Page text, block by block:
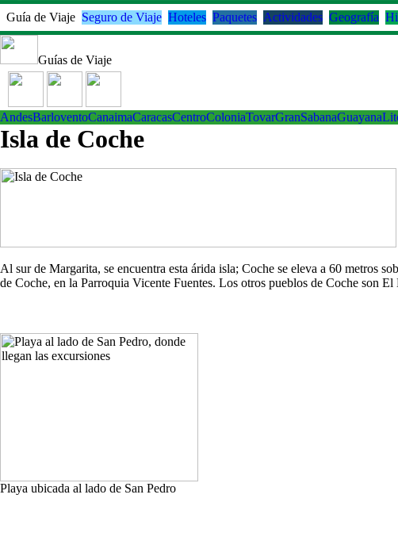
Guía de Viaje Seguro de Viaje Hoteles Paquetes Actividades Geografía
Guías de Viaje
AndesBarloventoCanaimaCaracasCentroColoniaTovarGranSabanaGuayana
Isla de Coche
Al sur de Margarita, se encuentra esta árida isla; Coche se eleva a 60
de Coche, en la Parroquia Vicente Fuentes. Los otros pueblos de Coche son
Playa ubicada al lado de San Pedro